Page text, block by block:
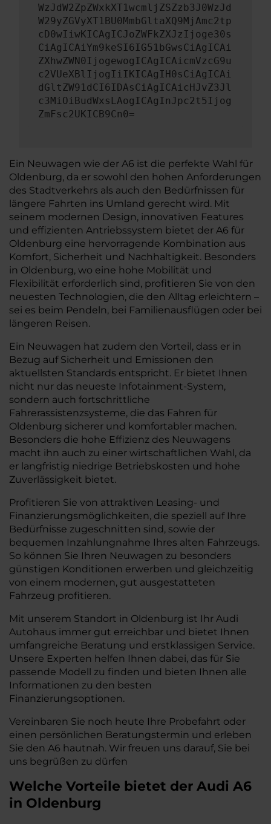
WzJdW2ZpZWxkXT1wcmljZSZzb3J0WzJd
W29yZGVyXT1BU0MmbGltaXQ9MjAmc2tp
cD0wIiwKICAgICJoZWFkZXJzIjoge30s
CiAgICAiYm9keSI6IG51bGwsCiAgICAi
ZXhwZWN0IjogewogICAgICAicmVzcG9u
c2VUeXBlIjogIiIKICAgIH0sCiAgICAi
dGltZW91dCI6IDAsCiAgICAicHJvZ3Jl
c3MiOiBudWxsLAogICAgInJpc2t5Ijog
ZmFsc2UKICB9Cn0=
Ein Neuwagen wie der A6 ist die perfekte Wahl für
Oldenburg, da er sowohl den hohen Anforderungen
des Stadtverkehrs als auch den Bedürfnissen für
längere Fahrten ins Umland gerecht wird. Mit
seinem modernen Design, innovativen Features
und effizienten Antriebssystem bietet der A6 für
Oldenburg eine hervorragende Kombination aus
Komfort, Sicherheit und Nachhaltigkeit. Besonders
in Oldenburg, wo eine hohe Mobilität und
Flexibilität erforderlich sind, profitieren Sie von den
neuesten Technologien, die den Alltag erleichtern –
sei es beim Pendeln, bei Familienausflügen oder bei
längeren Reisen.
Ein Neuwagen hat zudem den Vorteil, dass er in
Bezug auf Sicherheit und Emissionen den
aktuellsten Standards entspricht. Er bietet Ihnen
nicht nur das neueste Infotainment-System,
sondern auch fortschrittliche
Fahrerassistenzsysteme, die das Fahren für
Oldenburg sicherer und komfortabler machen.
Besonders die hohe Effizienz des Neuwagens
macht ihn auch zu einer wirtschaftlichen Wahl, da
er langfristig niedrige Betriebskosten und hohe
Zuverlässigkeit bietet.
Profitieren Sie von attraktiven Leasing- und
Finanzierungsmöglichkeiten, die speziell auf Ihre
Bedürfnisse zugeschnitten sind, sowie der
bequemen Inzahlungnahme Ihres alten Fahrzeugs.
So können Sie Ihren Neuwagen zu besonders
günstigen Konditionen erwerben und gleichzeitig
von einem modernen, gut ausgestatteten
Fahrzeug profitieren.
Mit unserem Standort in Oldenburg ist Ihr Audi
Autohaus immer gut erreichbar und bietet Ihnen
umfangreiche Beratung und erstklassigen Service.
Unsere Experten helfen Ihnen dabei, das für Sie
passende Modell zu finden und bieten Ihnen alle
Informationen zu den besten
Finanzierungsoptionen.
Vereinbaren Sie noch heute Ihre Probefahrt oder
einen persönlichen Beratungstermin und erleben
Sie den A6 hautnah. Wir freuen uns darauf, Sie bei
uns begrüßen zu dürfen
Welche Vorteile bietet der Audi A6
in Oldenburg